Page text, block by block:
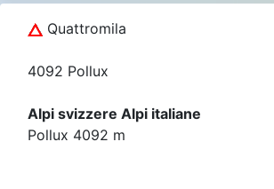
Quattromila
4092 Pollux
Alpi svizzere Alpi italiane
Pollux 4092 m